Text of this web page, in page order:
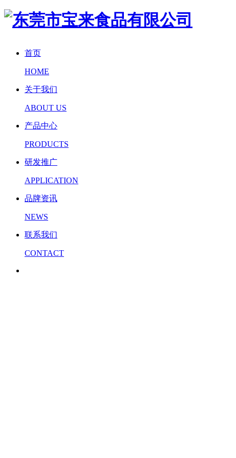
首页
HOME
关于我们
ABOUT US
产品中心
PRODUCTS
研发推广
APPLICATION
品牌资讯
NEWS
联系我们
CONTACT